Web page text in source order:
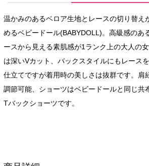
温かみのあるベロア生地とレースの切り替え
めるベビードール(BABYDOLL)。高級感のあ
ースから見える素肌感が1ランク上の大人の
は深いVカット、バックスタイルにもレース
仕立てですが着用時の美しさは抜群です。肩
調節可能、ショーツはベビードールと同じ共
Tバックショーツです。